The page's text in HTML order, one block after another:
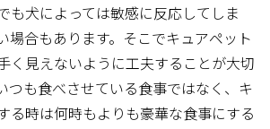
も犬によっては敏感に反応してしま
場合もあります。そこでキュアペット
く見えないように工夫することが大切
つも食べさせている食事ではなく、キ
る時は何時もよりも豪華な食事にする